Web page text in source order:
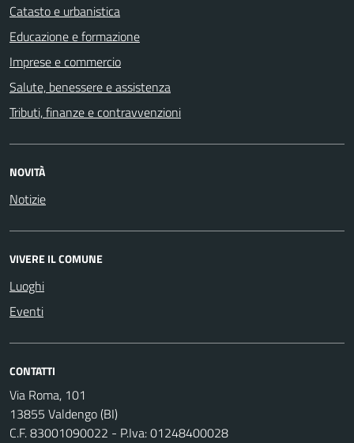
Catasto e urbanistica
Educazione e formazione
Imprese e commercio
Salute, benessere e assistenza
Tributi, finanze e contravvenzioni
NOVITÀ
Notizie
VIVERE IL COMUNE
Luoghi
Eventi
CONTATTI
Via Roma, 101
13855 Valdengo (BI)
C.F. 83001090022 - P.Iva: 01248400028